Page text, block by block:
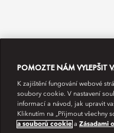
POMOZTE NÁM VYLEPŠIT
K zajištění fungování webové
soubory cookie. V nastavení
informací a návod, jak upravit
Kliknutím na „Přijmout všechny
a souborů cookie a Zásadami